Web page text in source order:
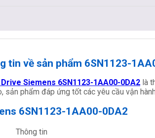
tin về sản phẩm 6SN1123-
Siemens 6SN1123-1AA00-0DA2 là
sản phẩm đáp ứng tốt các yêu cầu vận
6SN1123-1AA00-0DA2
Thông tin